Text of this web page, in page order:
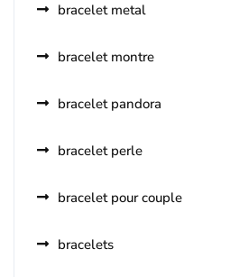
bracelet metal
bracelet montre
bracelet pandora
bracelet perle
bracelet pour couple
bracelets